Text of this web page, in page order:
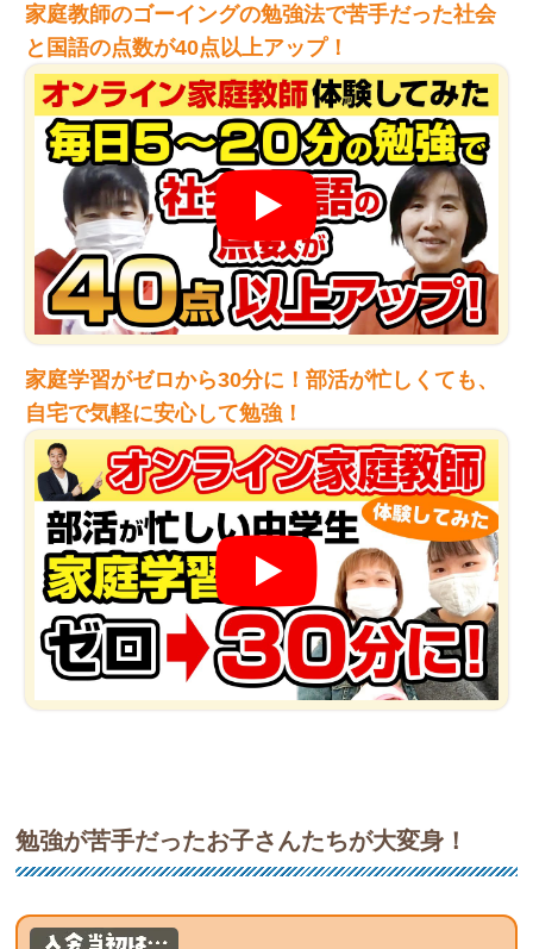
家庭教師のゴーイングの勉強法で苦手だった社会
と国語の点数が40点以上アップ！
家庭学習がゼロから30分に！部活が忙しくても、
自宅で気軽に安心して勉強！
勉強が苦手だったお子さんたちが大変身！